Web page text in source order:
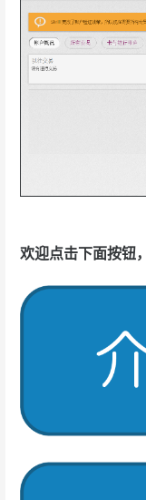
欢迎点击下面按钮